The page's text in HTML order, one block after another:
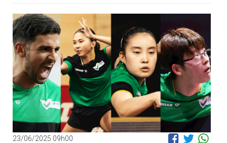
23/06/2025 09h00